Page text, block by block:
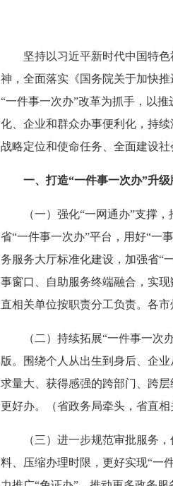
坚持以习近平新时代中国特色
神，全面落实《国务院关于加快
“一件事一次办”改革为抓手，以
化、企业和群众办事便利化，持续
战略定位和使命任务、全面建设
一、打造“一件事一次办”升级
（一）强化“一网通办”支撑，
省“一件事一次办”平台，用好“一
务服务大厅标准化建设，加强省“
事窗口、自助服务终端融合，实
直相关单位按职责分工负责。各
（二）持续拓展“一件事一次办
版。围绕个人从出生到身后、企
求量大、获得感强的跨部门、跨
更好办。（省政务局牵头，省直相
（三）进一步规范审批服务，
料、压缩办理时限，更好实现“一